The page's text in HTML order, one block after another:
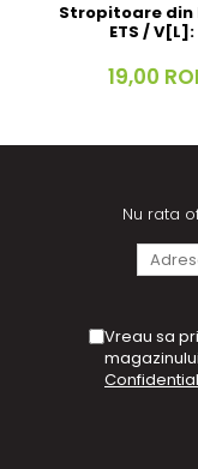
Stropitoare din
ETS / V[L]:
19,00
Nu rata
Vreau sa